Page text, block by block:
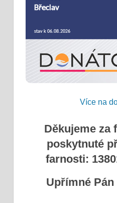
Více na
Děkujeme za
poskytnuté
farnosti:
Upřímné